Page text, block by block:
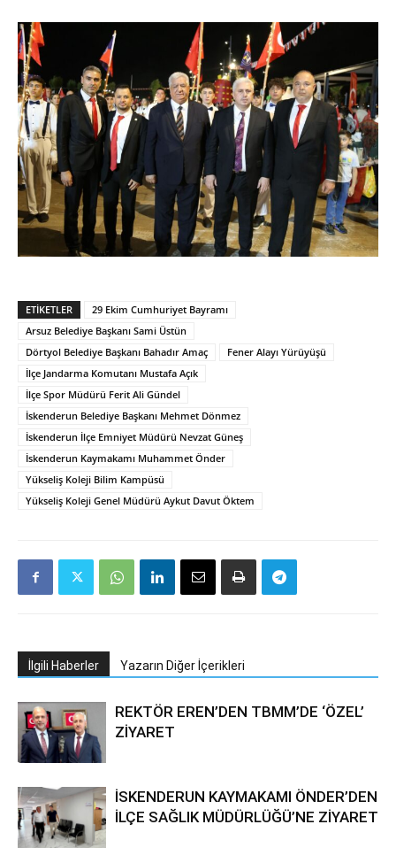
ETIKETLER
29 Ekim Cumhuriyet Bayramı
Arsuz Belediye Başkanı Sami Üstün
Dörtyol Belediye Başkanı Bahadır Amaç
Fener Alayı Yürüyüşü
İlçe Jandarma Komutanı Mustafa Açık
İlçe Spor Müdürü Ferit Ali Gündel
İskenderun Belediye Başkanı Mehmet Dönmez
İskenderun İlçe Emniyet Müdürü Nevzat Güneş
İskenderun Kaymakamı Muhammet Önder
Yükseliş Koleji Bilim Kampüsü
Yükseliş Koleji Genel Müdürü Aykut Davut Öktem
İlgili Haberler Yazarın Diğer İçerikleri
REKTÖR EREN’DEN TBMM’DE ‘ÖZEL’
ZİYARET
İSKENDERUN KAYMAKAMI ÖNDER’DEN
İLÇE SAĞLIK MÜDÜRLÜĞÜ’NE ZİYARET